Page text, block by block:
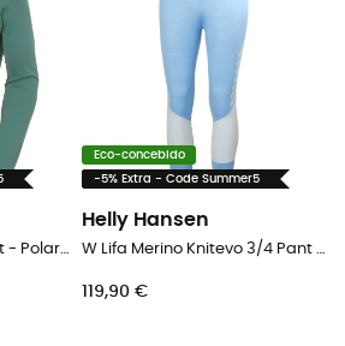
Versalite Fleece Jacket - Polar homem
Eco-concebido
-5% Extra - Code Summer5
Helly Hansen
W Lifa Merino Knitevo 3/4 Pant - Calça térmica mulher
119,90 €